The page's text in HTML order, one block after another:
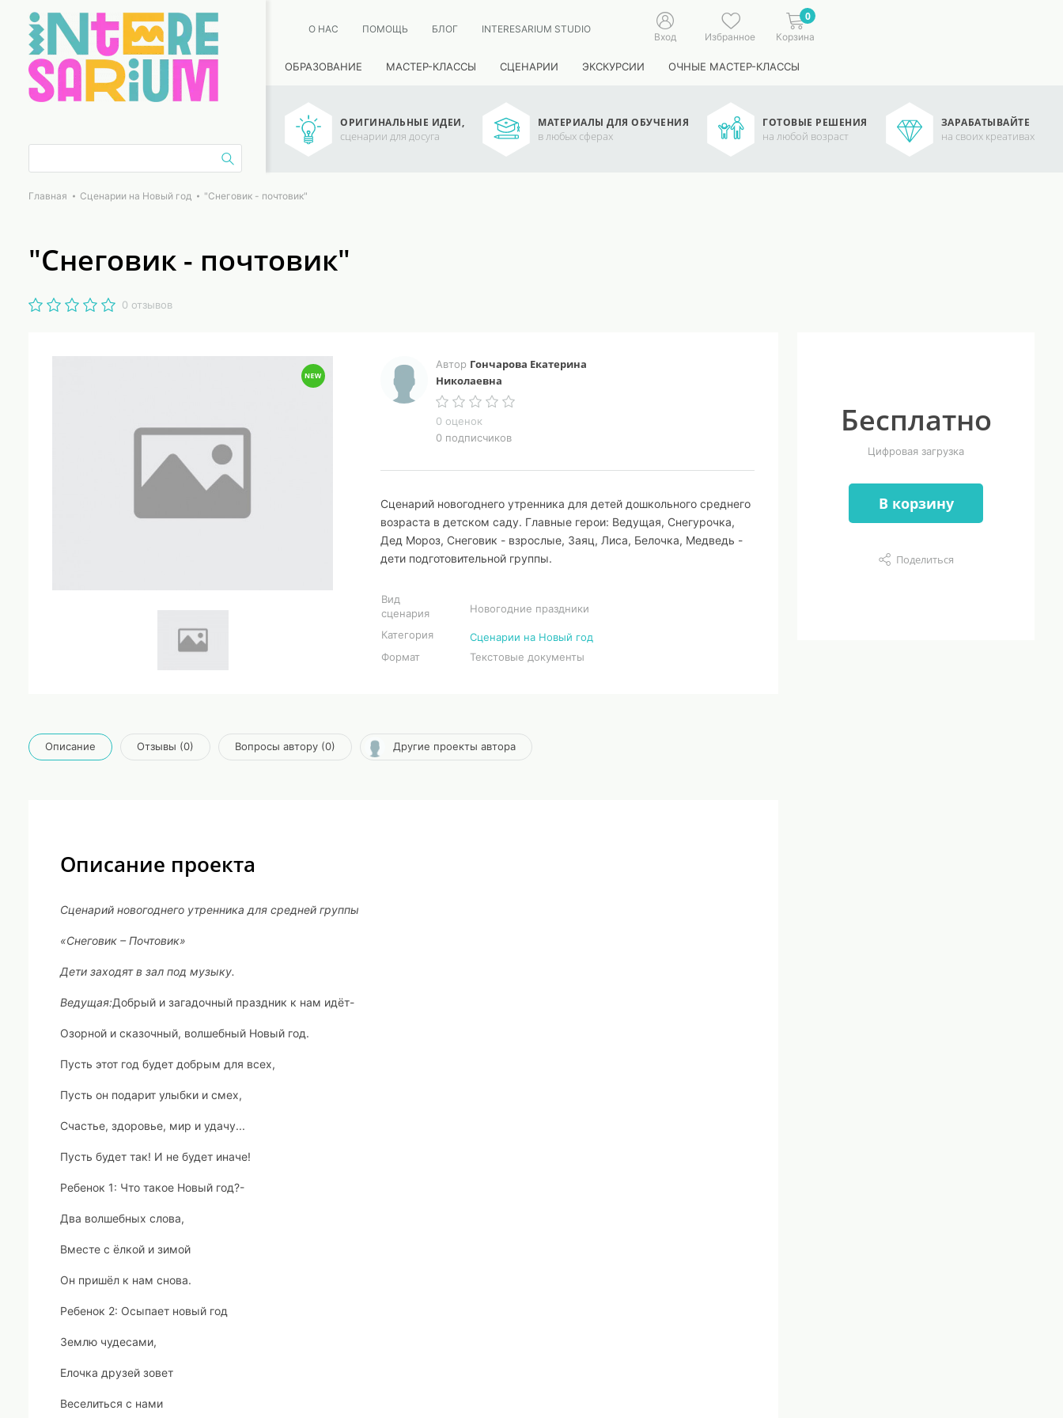
О НАС ПОМОЩЬ БЛОГ INTERESARIUM STUDIO
Вход Избранное
0
Корзина
ОБРАЗОВАНИЕ МАСТЕР-КЛАССЫ СЦЕНАРИИ ЭКСКУРСИИ ОЧНЫЕ МАСТЕР-КЛАССЫ
ОРИГИНАЛЬНЫЕ ИДЕИ,
сценарии для досуга
МАТЕРИАЛЫ ДЛЯ ОБУЧЕНИЯ
в любых сферах
ГОТОВЫЕ РЕШЕНИЯ
на любой возраст
ЗАРАБАТЫВАЙТЕ
на своих креативах
Главная Сценарии на Новый год "Снеговик - почтовик"
"Снеговик - почтовик"
0 отзывов
Автор Гончарова Екатерина
Николаевна
0 оценок
0 подписчиков
Сценарий новогоднего утренника для детей дошкольного среднего
возраста в детском саду. Главные герои: Ведущая, Снегурочка,
Дед Мороз, Снеговик - взрослые, Заяц, Лиса, Белочка, Медведь -
дети подготовительной группы.
Вид
сценария
Новогодние праздники
Категория
Сценарии на Новый год
Формат
Текстовые документы
Бесплатно
Цифровая загрузка
В корзину
Поделиться
Описание Отзывы (0) Вопросы автору (0) Другие проекты автора
Описание проекта
Сценарий новогоднего утренника для средней группы
«Снеговик – Почтовик»
Дети заходят в зал под музыку.
Ведущая:Добрый и загадочный праздник к нам идёт-
Озорной и сказочный, волшебный Новый год.
Пусть этот год будет добрым для всех,
Пусть он подарит улыбки и смех,
Счастье, здоровье, мир и удачу...
Пусть будет так! И не будет иначе!
Ребенок 1: Что такое Новый год?-
Два волшебных слова,
Вместе с ёлкой и зимой
Он пришёл к нам снова.
Ребенок 2: Осыпает новый год
Землю чудесами,
Елочка друзей зовет
Веселиться с нами